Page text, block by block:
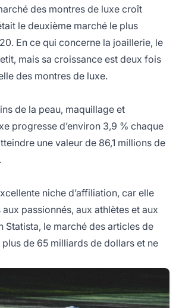
des montres de luxe croît
le deuxième marché le plus
En ce qui concerne la joaillerie, le
mais sa croissance est deux fois
des montres de luxe.
de la peau, maquillage et
progresse d’environ 3,9 % chaque
une valeur de 86,1 millions de
niche d’affiliation, car elle
aux passionnés, aux athlètes et aux
Statista, le marché des articles de
de 65 milliards de dollars et ne